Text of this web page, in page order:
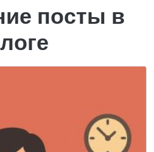
посты в